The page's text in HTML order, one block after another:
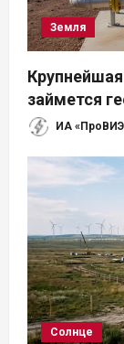
Земля
займется
ИА
Солнце